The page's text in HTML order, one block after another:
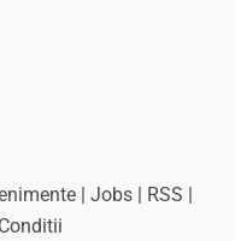
| Jobs | RSS |